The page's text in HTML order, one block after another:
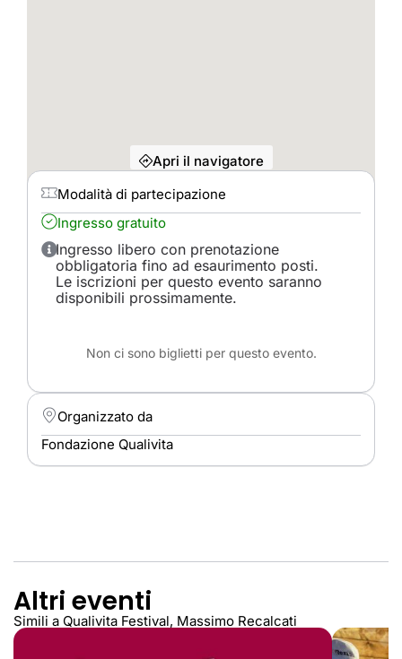
Apri il navigatore
Modalità di partecipazione
Ingresso gratuito
Ingresso libero con prenotazione
obbligatoria fino ad esaurimento posti.
Le iscrizioni per questo evento saranno
disponibili prossimamente.
Non ci sono biglietti per questo evento.
Organizzato da
Fondazione Qualivita
Altri eventi
Simili a Qualivita Festival, Massimo Recalcati